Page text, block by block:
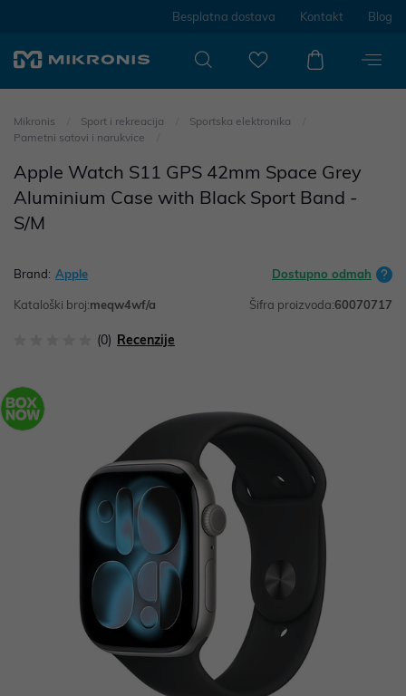
Besplatna dostava Kontakt Blog
Mikronis Sport i rekreacija
Sportska elektronika
Pametni satovi i narukvice
Apple Watch S11 GPS 42mm Space Grey
Aluminium Case with Black Sport Band -
S/M
Brand: Apple Dostupno odmah
Kataloški broj:meqw4wf/a Šifra proizvoda:60070717
(0) Recenzije